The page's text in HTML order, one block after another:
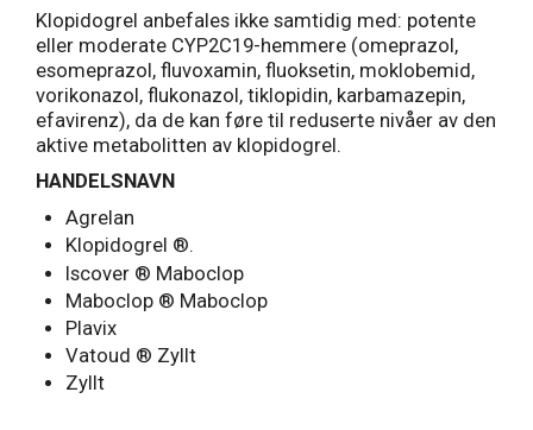
Klopidogrel anbefales ikke samtidig med: potente
eller moderate CYP2C19-hemmere (omeprazol,
esomeprazol, fluvoxamin, fluoksetin, moklobemid,
vorikonazol, flukonazol, tiklopidin, karbamazepin,
efavirenz), da de kan føre til reduserte nivåer av den
aktive metabolitten av klopidogrel.
HANDELSNAVN
Agrelan
Klopidogrel ®.
Iscover ® Maboclop
Maboclop ® Maboclop
Plavix
Vatoud ® Zyllt
Zyllt